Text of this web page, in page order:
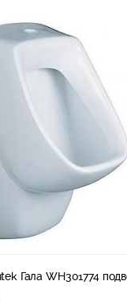
Гала WH301774